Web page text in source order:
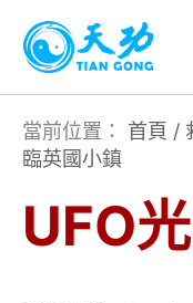
主
當前位置： 首頁 /
臨英國小鎮
UFO